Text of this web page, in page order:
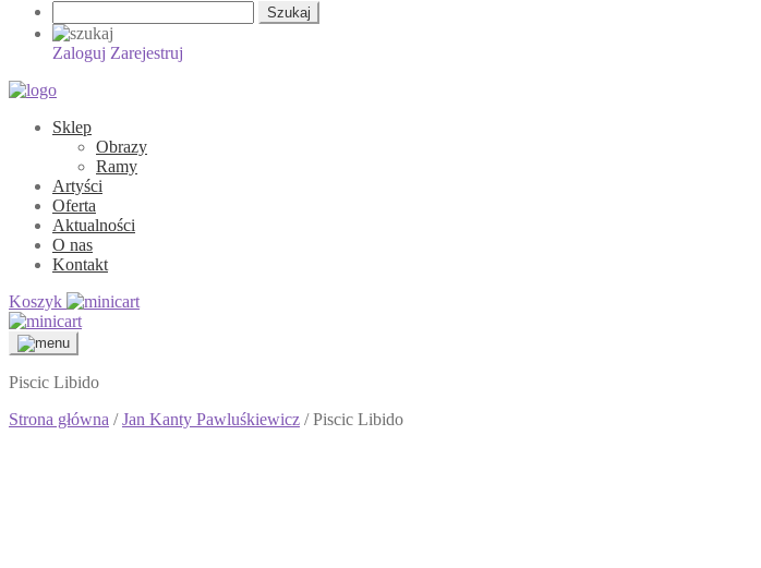
Zaloguj Zarejestruj
Sklep
Obrazy
Ramy
Artyści
Oferta
Aktualności
O nas
Kontakt
Koszyk
Piscic Libido
Strona główna /Jan Kanty Pawluśkiewicz / Piscic Libido